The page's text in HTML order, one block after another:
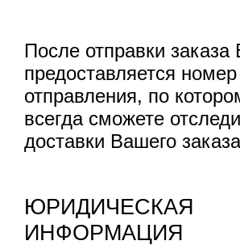
После отправки заказа
предоставляется номер
отправления, по
всегда сможете
доставки Вашего
ЮРИДИЧЕСКАЯ
ИНФОРМАЦИЯ